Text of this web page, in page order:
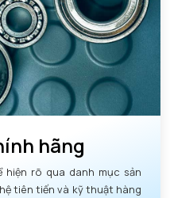
hãng
rõ qua danh mục sản
tiên tiến và kỹ thuật hàng